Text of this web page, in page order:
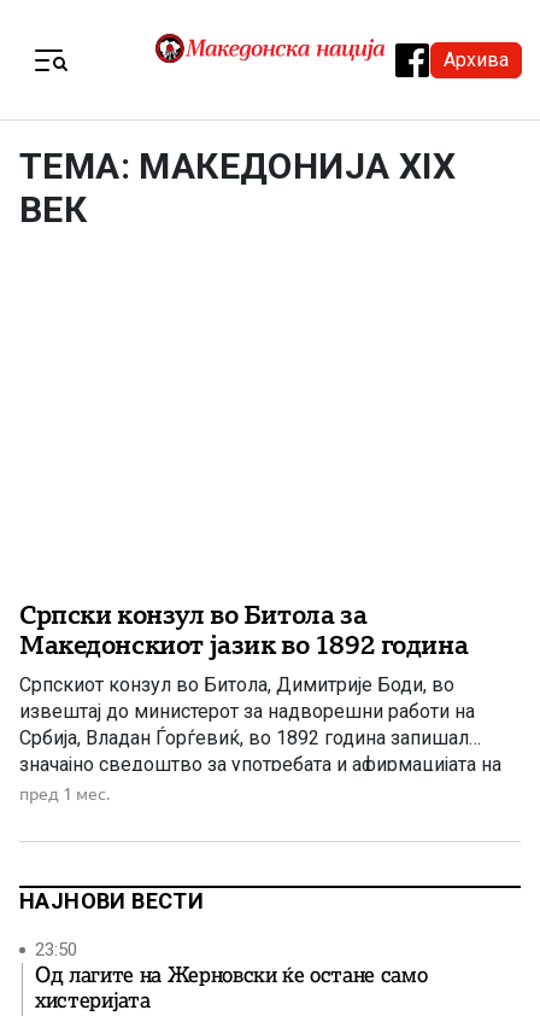
Архива
ТЕМА: МАКЕДОНИЈА XIX
ВЕК
Српски конзул во Битола за
Македонскиот јазик во 1892 година
Српскиот конзул во Битола, Димитрије Боди, во
извештај до министерот за надворешни работи на
Србија, Владан Ѓорѓевиќ, во 1892 година запишал
значајно сведоштво за употребата и афирмацијата на
македонскиот јазик во образованието. Во својот
град, господине министре, според моето скромно
последици […]
пред 1 мес.
НАЈНОВИ ВЕСТИ
23:50
Од лагите на Жерновски ќе остане само
хистеријата